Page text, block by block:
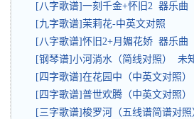
[八字歌谱]一刻千金+怀旧2 器乐曲
[九字歌谱]茉莉花-中英文对照
[八字歌谱]怀旧2+月媚花娇 器乐曲
[钢琴谱]小河淌水（简线对照） 未
[四字歌谱]在花园中（中英文对照
[四字歌谱]普世欢腾（中英文对照
[三字歌谱]梭罗河（五线谱简谱对